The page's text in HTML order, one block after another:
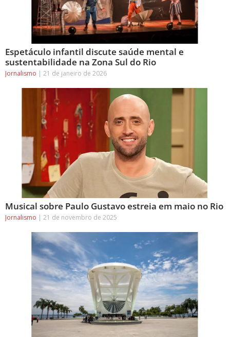
Espetáculo infantil discute saúde mental e
sustentabilidade na Zona Sul do Rio
Jornalismo 21 de janeiro de 2026
Musical sobre Paulo Gustavo estreia em maio no Rio
Jornalismo 21 de novembro de 2025